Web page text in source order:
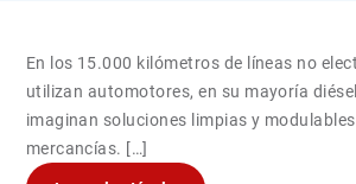
En los 15.000 kilómetros de líneas no
utilizan automotores, en su mayoría
imaginan soluciones limpias y
mercancías. […]